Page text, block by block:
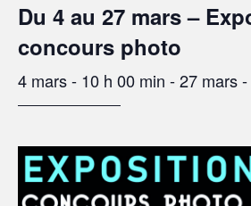
Du 4 au 27 mars –
concours photo
4 mars - 10 h 00 min -27 mars